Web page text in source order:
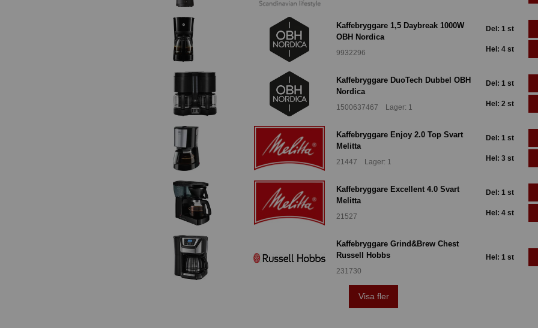
Kaffebryggare 1,5 Daybreak 1000W
OBH Nordica
9932296
Del: 1 st
Hel: 4 st
Kaffebryggare DuoTech Dubbel OBH
Nordica
1500637467 Lager: 1
Del: 1 st
Hel: 2 st
Kaffebryggare Enjoy 2.0 Top Svart
Melitta
21447 Lager: 1
Del: 1 st
Hel: 3 st
Kaffebryggare Excellent 4.0 Svart
Melitta
21527
Del: 1 st
Hel: 4 st
Kaffebryggare Grind&Brew Chest
Russell Hobbs
231730
Hel: 1 st
Visa fler